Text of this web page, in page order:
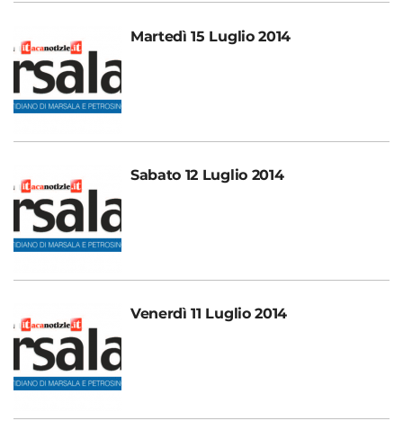
Martedì 15 Luglio 2014
Sabato 12 Luglio 2014
Venerdì 11 Luglio 2014